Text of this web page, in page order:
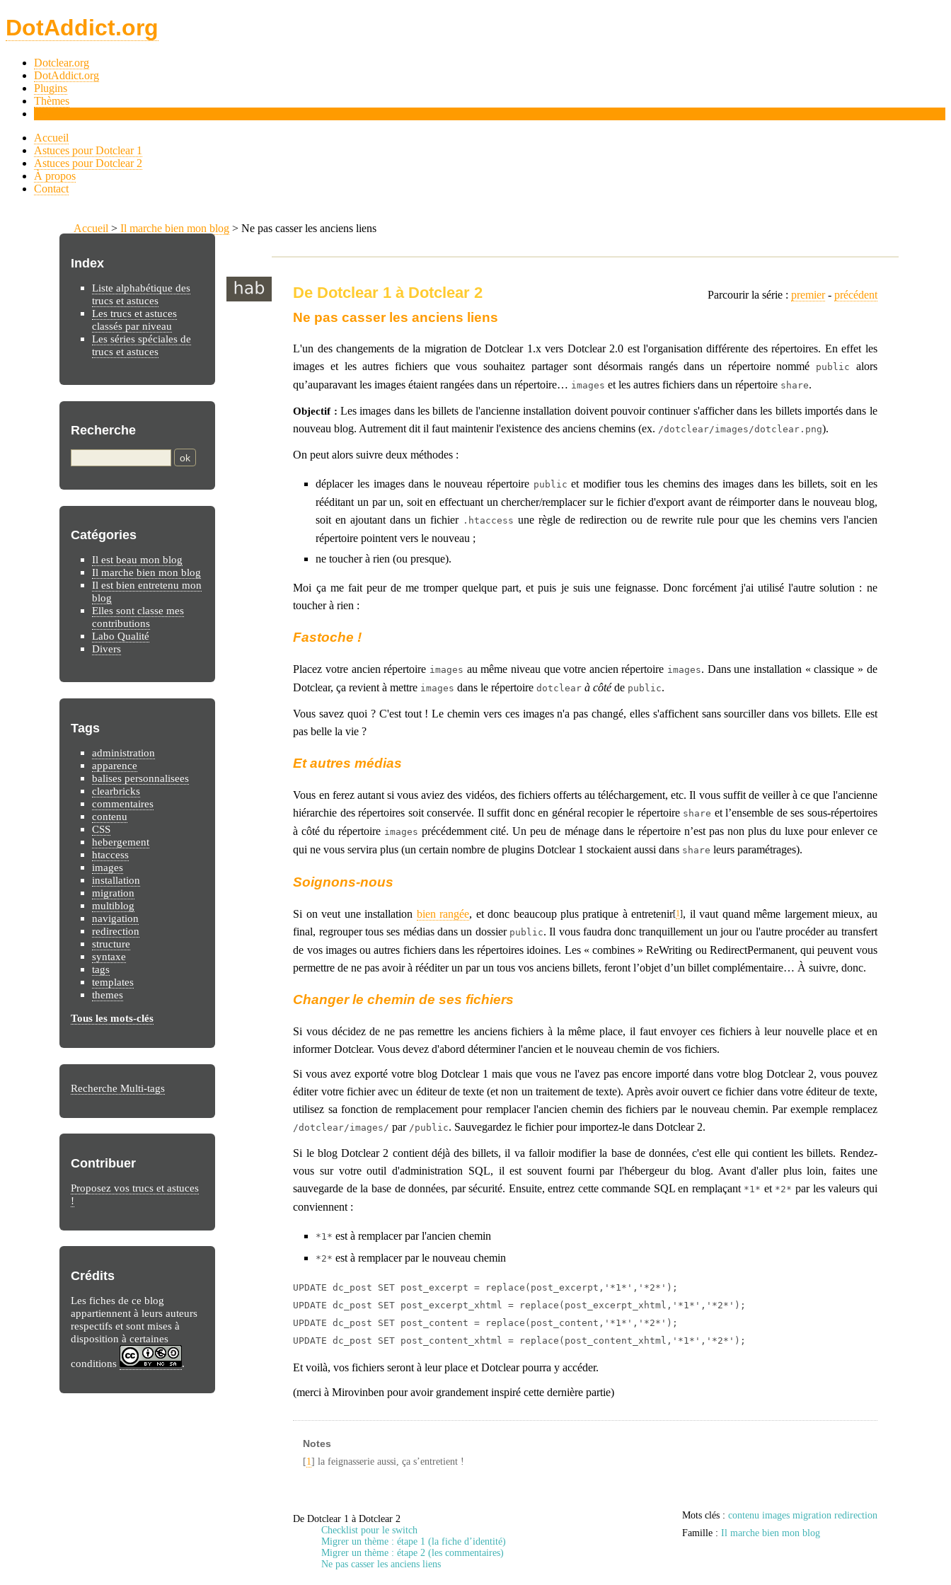
DotAddict.org
Dotclear.org
DotAddict.org
Plugins
Thèmes
Accueil
Astuces pour Dotclear 1
Astuces pour Dotclear 2
À propos
Contact
Accueil >Il marche bien mon blog > Ne pas casser les anciens liens
De Dotclear 1 à Dotclear 2 Parcourir la série : premier- précédent
Ne pas casser les anciens liens
L'un des changements de la migration de Dotclear 1.x vers Dotclear 2.0 est l'organisation différente des répertoires. En effet les
images et les autres fichiers que vous souhaitez partager sont désormais rangés dans un répertoire nommé
public
alors
qu’auparavant les images étaient rangées dans un répertoire… images et les autres fichiers dans un répertoire share.
Objectif : Les images dans les billets de l'ancienne installation doivent pouvoir continuer s'afficher dans les billets importés dans le
nouveau blog. Autrement dit il faut maintenir l'existence des anciens chemins (ex. /dotclear/images/dotclear.png).
On peut alors suivre deux méthodes :
déplacer les images dans le nouveau répertoire public et modifier tous les chemins des images dans les billets, soit en les
rééditant un par un, soit en effectuant un chercher/remplacer sur le fichier d'export avant de réimporter dans le nouveau blog,
soit en ajoutant dans un fichier .htaccess une règle de redirection ou de rewrite rule pour que les chemins vers l'ancien
répertoire pointent vers le nouveau ;
ne toucher à rien (ou presque).
Moi ça me fait peur de me tromper quelque part, et puis je suis une feignasse. Donc forcément j'ai utilisé l'autre solution : ne
toucher à rien :
Fastoche !
Placez votre ancien répertoire images au même niveau que votre ancien répertoire images. Dans une installation « classique » de
Dotclear, ça revient à mettre images dans le répertoiredotclear à côtéde public.
Vous savez quoi ? C'est tout ! Le chemin vers ces images n'a pas changé, elles s'affichent sans sourciller dans vos billets. Elle est
pas belle la vie ?
Et autres médias
Vous en ferez autant si vous aviez des vidéos, des fichiers offerts au téléchargement, etc. Il vous suffit de veiller à ce que l'ancienne
hiérarchie des répertoires soit conservée. Il suffit donc en général recopier le répertoire share et l’ensemble de ses sous-répertoires
à côté du répertoire images précédemment cité. Un peu de ménage dans le répertoire n’est pas non plus du luxe pour enlever ce
qui ne vous servira plus (un certain nombre de plugins Dotclear 1 stockaient aussi dans share leurs paramétrages).
Soignons-nous
Si on veut une installation bien rangée, et donc beaucoup plus pratique à entretenir[1], il vaut quand même largement mieux, au
final, regrouper tous ses médias dans un dossier public. Il vous faudra donc tranquillement un jour ou l'autre procéder au transfert
de vos images ou autres fichiers dans les répertoires idoines. Les « combines » ReWriting ou RedirectPermanent, qui peuvent vous
permettre de ne pas avoir à rééditer un par un tous vos anciens billets, feront l’objet d’un billet complémentaire… À suivre, donc.
Changer le chemin de ses fichiers
Si vous décidez de ne pas remettre les anciens fichiers à la même place, il faut envoyer ces fichiers à leur nouvelle place et en
informer Dotclear. Vous devez d'abord déterminer l'ancien et le nouveau chemin de vos fichiers.
Si vous avez exporté votre blog Dotclear 1 mais que vous ne l'avez pas encore importé dans votre blog Dotclear 2, vous pouvez
éditer votre fichier avec un éditeur de texte (et non un traitement de texte). Après avoir ouvert ce fichier dans votre éditeur de texte,
utilisez sa fonction de remplacement pour remplacer l'ancien chemin des fichiers par le nouveau chemin. Par exemple remplacez
/dotclear/images/ par /public. Sauvegardez le fichier pour importez-le dans Dotclear 2.
Si le blog Dotclear 2 contient déjà des billets, il va falloir modifier la base de données, c'est elle qui contient les billets. Rendez-
vous sur votre outil d'administration SQL, il est souvent fourni par l'hébergeur du blog. Avant d'aller plus loin, faites une
sauvegarde de la base de données, par sécurité. Ensuite, entrez cette commande SQL en remplaçant *1* et *2* par les valeurs qui
conviennent :
*1* est à remplacer par l'ancien chemin
*2* est à remplacer par le nouveau chemin
UPDATE dc_post SET post_excerpt = replace(post_excerpt,'*1*','*2*');
UPDATE dc_post SET post_excerpt_xhtml = replace(post_excerpt_xhtml,'*1*','*2*');
UPDATE dc_post SET post_content = replace(post_content,'*1*','*2*');
UPDATE dc_post SET post_content_xhtml = replace(post_content_xhtml,'*1*','*2*');
Et voilà, vos fichiers seront à leur place et Dotclear pourra y accéder.
(merci à Mirovinben pour avoir grandement inspiré cette dernière partie)
Notes
[1] la feignasserie aussi, ça s’entretient !
De Dotclear 1 à Dotclear 2
Checklist pour le switch
Migrer un thème : étape 1 (la fiche d’identité)
Migrer un thème : étape 2 (les commentaires)
Ne pas casser les anciens liens
Mots clés : contenu images migration redirection
Famille : Il marche bien mon blog
Index
Liste alphabétique des
trucs et astuces
Les trucs et astuces
classés par niveau
Les séries spéciales de
trucs et astuces
Recherche
Catégories
Il est beau mon blog
Il marche bien mon blog
Il est bien entretenu mon
blog
Elles sont classe mes
contributions
Labo Qualité
Divers
Tags
administration
apparence
balises personnalisees
clearbricks
commentaires
contenu
CSS
hebergement
htaccess
images
installation
migration
multiblog
navigation
redirection
structure
syntaxe
tags
templates
themes
Tous les mots-clés
Recherche Multi-tags
Contribuer
Proposez vos trucs et astuces
!
Crédits
Les fiches de ce blog
appartiennent à leurs auteurs
respectifs et sont mises à
disposition à certaines
conditions .